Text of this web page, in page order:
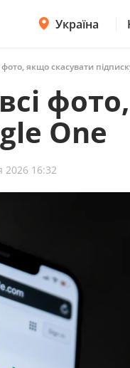
Україна
якщо скасувати
One
2026 16:32